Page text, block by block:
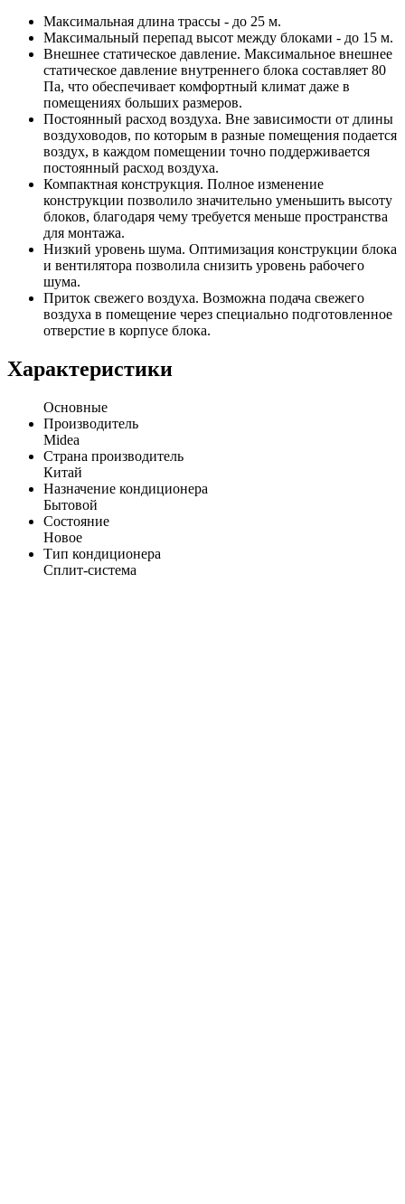
Максимальная длина трассы - до 25 м.
Максимальный перепад высот между блоками - до 15 м.
Внешнее статическое давление. Максимальное внешнее
статическое давление внутреннего блока составляет 80
Па, что обеспечивает комфортный климат даже в
помещениях больших размеров.
Постоянный расход воздуха. Вне зависимости от длины
воздуховодов, по которым в разные помещения подается
воздух, в каждом помещении точно поддерживается
постоянный расход воздуха.
Компактная конструкция. Полное изменение
конструкции позволило значительно уменьшить высоту
блоков, благодаря чему требуется меньше пространства
для монтажа.
Низкий уровень шума. Оптимизация конструкции блока
и вентилятора позволила снизить уровень рабочего
шума.
Приток свежего воздуха. Возможна подача свежего
воздуха в помещение через специально подготовленное
отверстие в корпусе блока.
Характеристики
Основные
Производитель
Midea
Страна производитель
Китай
Назначение кондиционера
Бытовой
Состояние
Новое
Тип кондиционера
Сплит-система